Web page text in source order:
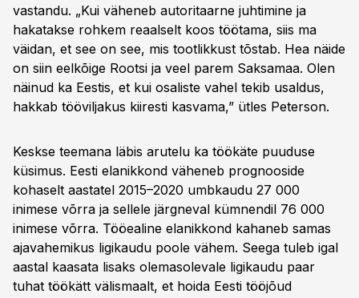
vastandu. „Kui väheneb autoritaarne juhtimine ja
hakatakse rohkem reaalselt koos töötama, siis ma
väidan, et see on see, mis tootlikkust tõstab. Hea näide
on siin eelkõige Rootsi ja veel parem Saksamaa. Olen
näinud ka Eestis, et kui osaliste vahel tekib usaldus,
hakkab tööviljakus kiiresti kasvama,” ütles Peterson.
Keskse teemana läbis arutelu ka töökäte puuduse
küsimus. Eesti elanikkond väheneb prognooside
kohaselt aastatel 2015–2020 umbkaudu 27 000
inimese võrra ja sellele järgneval kümnendil 76 000
inimese võrra. Tööealine elanikkond kahaneb samas
ajavahemikus ligikaudu poole vähem. Seega tuleb igal
aastal kaasata lisaks olemasolevale ligikaudu paar
tuhat töökätt välismaalt, et hoida Eesti tööjõud